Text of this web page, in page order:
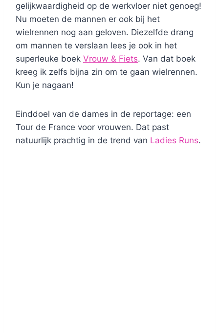
gelijkwaardigheid op de werkvloer niet genoeg!
Nu moeten de mannen er ook bij het
wielrennen nog aan geloven. Diezelfde drang
om mannen te verslaan lees je ook in het
superleuke boek Vrouw & Fiets. Van dat boek
kreeg ik zelfs bijna zin om te gaan wielrennen.
Kun je nagaan!
Einddoel van de dames in de reportage: een
Tour de France voor vrouwen. Dat past
natuurlijk prachtig in de trend van Ladies Runs.